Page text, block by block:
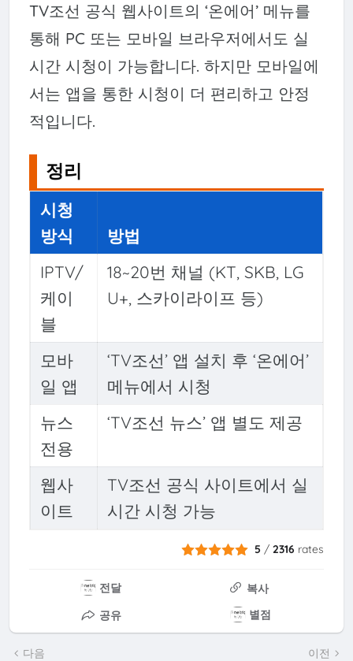
TV조선 공식 웹사이트의 ‘온에어’ 메뉴를
통해 PC 또는 모바일 브라우저에서도 실
시간 시청이 가능합니다. 하지만 모바일에
서는 앱을 통한 시청이 더 편리하고 안정
적입니다.
정리
시청
방식
방법
IPTV/
케이
블
18~20번 채널 (KT, SKB, LG
U+, 스카이라이프 등)
모바
일 앱
‘TV조선’ 앱 설치 후 ‘온에어’
메뉴에서 시청
뉴스
전용
‘TV조선 뉴스’ 앱 별도 제공
웹사
이트
TV조선 공식 사이트에서 실
시간 시청 가능
5 /2316 rates
전달
복사
공유
별점
다음 이전